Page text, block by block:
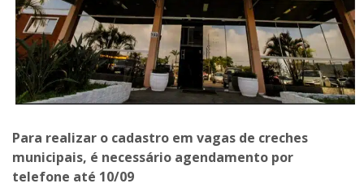
Para realizar o cadastro em vagas de creches
municipais, é necessário agendamento por
telefone até 10/09